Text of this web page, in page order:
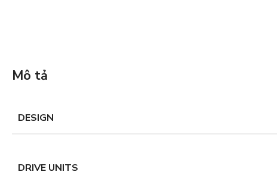
Mô tả
DESIGN
DRIVE UNITS